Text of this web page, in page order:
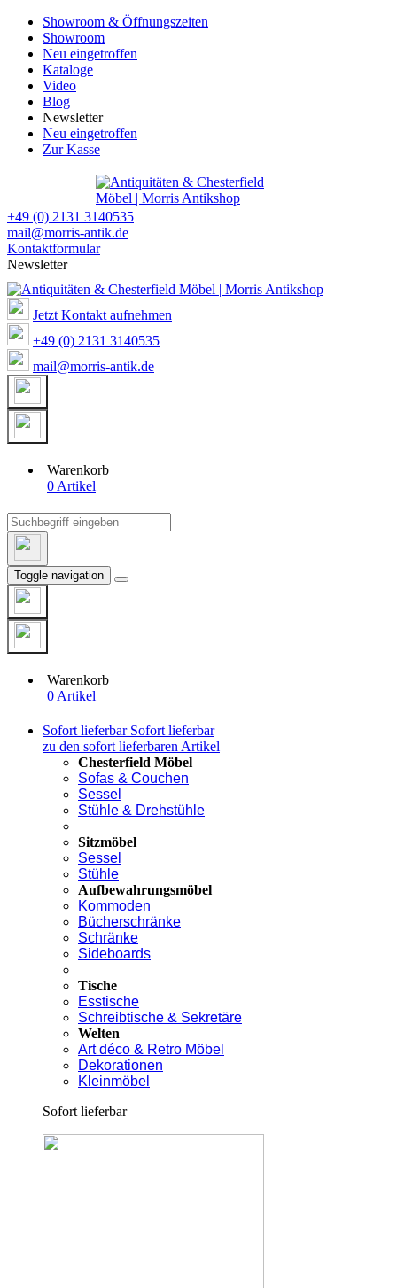
Showroom & Öffnungszeiten
Showroom
Neu eingetroffen
Kataloge
Video
Blog
Newsletter
Neu eingetroffen
Zur Kasse
+49 (0) 2131 3140535
mail@morris-antik.de
Kontaktformular
Newsletter
Jetzt Kontakt aufnehmen
+49 (0) 2131 3140535
mail@morris-antik.de
Warenkorb
0 Artikel
Toggle navigation
Warenkorb
0 Artikel
Sofort lieferbar Sofort lieferbar
zu den sofort lieferbaren Artikel
Chesterfield Möbel
Sofas & Couchen
Sessel
Stühle & Drehstühle
Sitzmöbel
Sessel
Stühle
Aufbewahrungsmöbel
Kommoden
Bücherschränke
Schränke
Sideboards
Tische
Esstische
Schreibtische & Sekretäre
Welten
Art déco & Retro Möbel
Dekorationen
Kleinmöbel
Sofort lieferbar